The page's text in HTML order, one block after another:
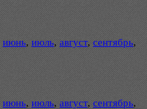
июнь, июль, август, сентябрь,
июнь, июль, август, сентябрь,